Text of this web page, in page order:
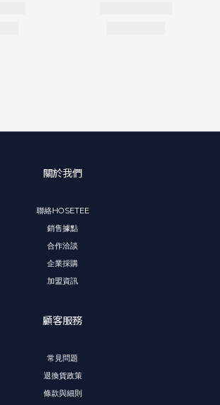
關於我們
聯絡HOSETEE
銷售據點
合作洽談
企業採購
加盟資訊
顧客服務
常見問題
退換貨政策
條款與細則